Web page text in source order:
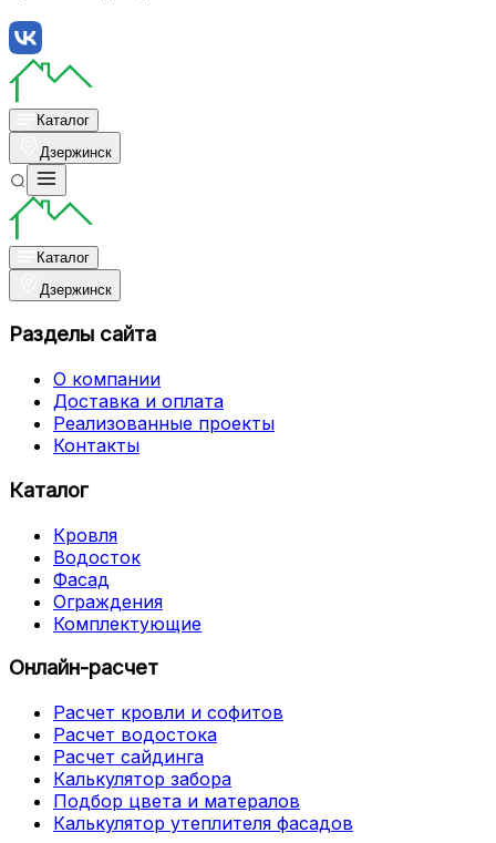
Каталог
Дзержинск
Каталог
Дзержинск
Разделы сайта
О компании
Доставка и оплата
Реализованные проекты
Контакты
Каталог
Кровля
Водосток
Фасад
Ограждения
Комплектующие
Онлайн-расчет
Расчет кровли и софитов
Расчет водостока
Расчет сайдинга
Калькулятор забора
Подбор цвета и матералов
Калькулятор утеплителя фасадов